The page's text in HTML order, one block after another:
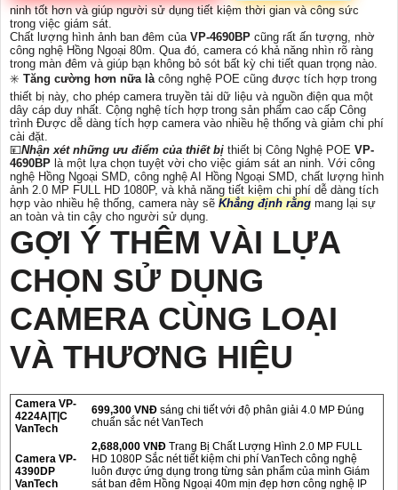
ninh tốt hơn và giúp người sử dụng tiết kiệm thời gian và công sức
trong việc giám sát.
Chất lượng hình ảnh ban đêm của VP-4690BP cũng rất ấn tượng, nhờ
công nghệ Hồng Ngoại 80m. Qua đó, camera có khả năng nhìn rõ ràng
trong màn đêm và giúp bạn không bỏ sót bất kỳ chi tiết quan trọng nào.
✳️ Tăng cường hơn nữa là công nghệ POE cũng được tích hợp trong
thiết bị này, cho phép camera truyền tải dữ liệu và nguồn điện qua một
dây cáp duy nhất. Cộng nghệ tích hợp trong sản phẩm cao cấp Công
trình Được dễ dàng tích hợp camera vào nhiều hệ thống và giảm chi phí
cài đặt.
💴Nhận xét những ưu điểm của thiết bị thiết bị Công Nghệ POE VP-
4690BP là một lựa chọn tuyệt vời cho việc giám sát an ninh. Với công
nghệ Hồng Ngoại SMD, công nghệ AI Hồng Ngoại SMD, chất lượng hình
ảnh 2.0 MP FULL HD 1080P, và khả năng tiết kiệm chi phí dễ dàng tích
hợp vào nhiều hệ thống, camera này sẽ Khẳng định rằng mang lại sự
an toàn và tin cậy cho người sử dụng.
GỢI Ý THÊM VÀI LỰA
CHỌN SỬ DỤNG
CAMERA CÙNG LOẠI
VÀ THƯƠNG HIỆU
Camera VP-
4224A|T|C
VanTech
699,300 VNĐ sáng chi tiết với độ phân giải 4.0 MP Đúng
chuẩn sắc nét VanTech
Camera VP-
4390DP
VanTech
2,688,000 VNĐ Trang Bị Chất Lượng Hình 2.0 MP FULL
HD 1080P Sắc nét tiết kiệm chi phí VanTech công nghệ
luôn được ứng dụng trong từng sản phẩm của mình Giám
sát ban đêm Hồng Ngoại 40m mịn đẹp hơn công nghệ IP